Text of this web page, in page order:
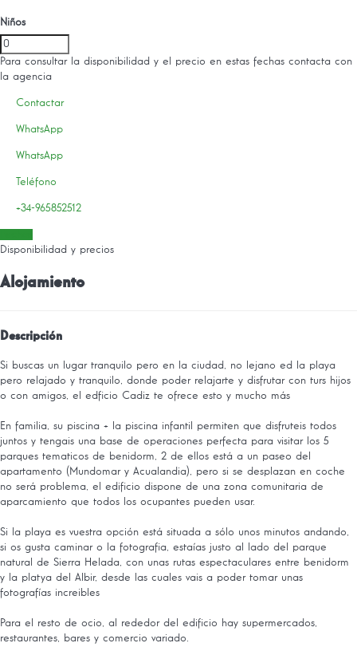
Niños
Para consultar la disponibilidad y el precio en estas fechas contacta con
la agencia
Contactar
WhatsApp
WhatsApp
Teléfono
+34-965852512
Disponibilidad y precios
Alojamiento
Descripción
Si buscas un lugar tranquilo pero en la ciudad, no lejano ed la playa
pero relajado y tranquilo, donde poder relajarte y disfrutar con turs hijos
o con amigos, el edficio Cadiz te ofrece esto y mucho más
En familia, su piscina + la piscina infantil permiten que disfruteis todos
juntos y tengais una base de operaciones perfecta para visitar los 5
parques tematicos de benidorm, 2 de ellos está a un paseo del
apartamento (Mundomar y Acualandia), pero si se desplazan en coche
no será problema, el edificio dispone de una zona comunitaria de
aparcamiento que todos los ocupantes pueden usar.
Si la playa es vuestra opción está situada a sólo unos minutos andando,
si os gusta caminar o la fotografia, estaías justo al lado del parque
natural de Sierra Helada, con unas rutas espectaculares entre benidorm
y la platya del Albir, desde las cuales vais a poder tomar unas
fotografías increibles
Para el resto de ocio, al rededor del edificio hay supermercados,
restaurantes, bares y comercio variado.